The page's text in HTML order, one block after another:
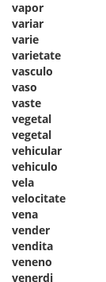
vapor
variar
varie
varietate
vasculo
vaso
vaste
vegetal
vegetal
vehicular
vehiculo
vela
velocitate
vena
vender
vendita
veneno
venerdi